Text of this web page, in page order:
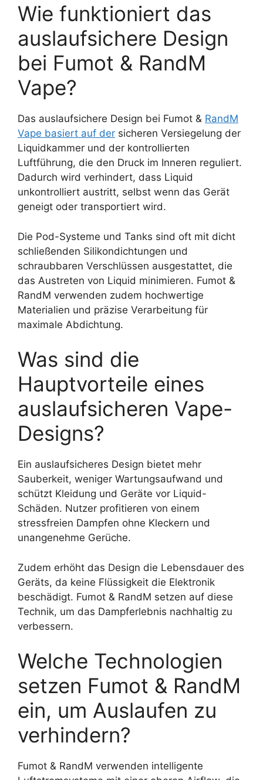
Wie funktioniert das
auslaufsichere Design
bei Fumot & RandM
Vape?
Das auslaufsichere Design bei Fumot & RandM
Vape basiert auf der sicheren Versiegelung der
Liquidkammer und der kontrollierten
Luftführung, die den Druck im Inneren reguliert.
Dadurch wird verhindert, dass Liquid
unkontrolliert austritt, selbst wenn das Gerät
geneigt oder transportiert wird.
Die Pod-Systeme und Tanks sind oft mit dicht
schließenden Silikondichtungen und
schraubbaren Verschlüssen ausgestattet, die
das Austreten von Liquid minimieren. Fumot &
RandM verwenden zudem hochwertige
Materialien und präzise Verarbeitung für
maximale Abdichtung.
Was sind die
Hauptvorteile eines
auslaufsicheren Vape-
Designs?
Ein auslaufsicheres Design bietet mehr
Sauberkeit, weniger Wartungsaufwand und
schützt Kleidung und Geräte vor Liquid-
Schäden. Nutzer profitieren von einem
stressfreien Dampfen ohne Kleckern und
unangenehme Gerüche.
Zudem erhöht das Design die Lebensdauer des
Geräts, da keine Flüssigkeit die Elektronik
beschädigt. Fumot & RandM setzen auf diese
Technik, um das Dampferlebnis nachhaltig zu
verbessern.
Welche Technologien
setzen Fumot & RandM
ein, um Auslaufen zu
verhindern?
Fumot & RandM verwenden intelligente